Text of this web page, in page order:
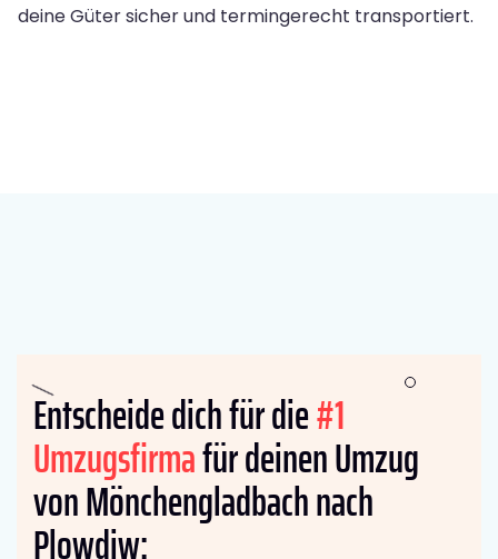
deine Güter sicher und termingerecht transportiert.
Entscheide dich für die#1
Umzugsfirmafür deinen Umzug
von Mönchengladbach nach
Plowdiw: